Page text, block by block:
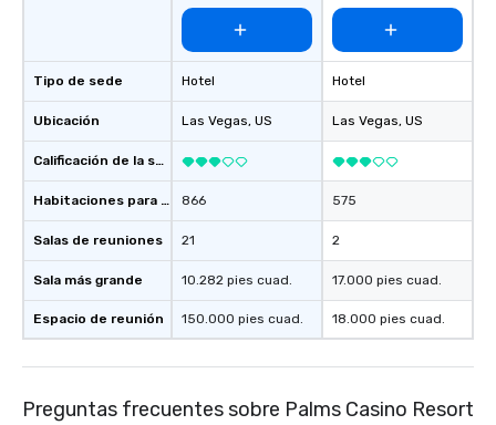
Tipo de sede
Ubicación
Calificación de la sede
Habitaciones para huéspedes
Salas de reuniones
Sala más grande
Espacio de reunión
Hotel
Las Vegas, US
866
21
10.282 pies cuad.
150.000 pies cuad.
Hotel
Las Vegas, US
575
2
17.000 pies cuad.
18.000 pies cuad.
Preguntas frecuentes sobre Palms Casino Resort